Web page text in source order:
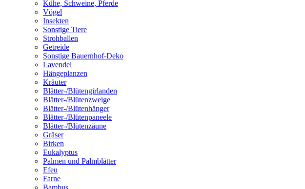
Kühe, Schweine, Pferde
Vögel
Insekten
Sonstige Tiere
Strohballen
Getreide
Sonstige Bauernhof-Deko
Lavendel
Hängeplanzen
Kräuter
Blätter-/Blütengirlanden
Blätter-/Blütenzweige
Blätter-/Blütenhänger
Blätter-/Blütenpaneele
Blätter-/Blütenzäune
Gräser
Birken
Eukalyptus
Palmen und Palmblätter
Efeu
Farne
Bambus